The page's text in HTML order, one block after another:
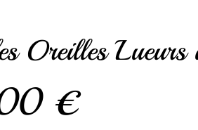
Oreilles Lueurs
€